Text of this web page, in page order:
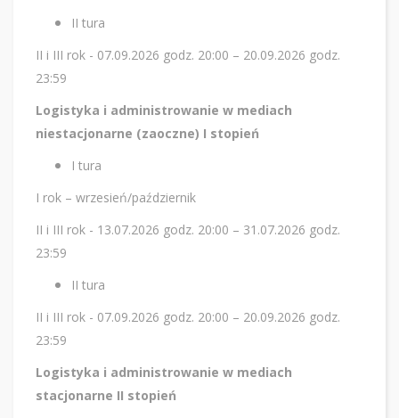
II tura
II i III rok - 07.09.2026 godz. 20:00 – 20.09.2026 godz.
23:59
Logistyka i administrowanie w mediach
niestacjonarne (zaoczne) I stopień
I tura
I rok – wrzesień/październik
II i III rok - 13.07.2026 godz. 20:00 – 31.07.2026 godz.
23:59
II tura
II i III rok - 07.09.2026 godz. 20:00 – 20.09.2026 godz.
23:59
Logistyka i administrowanie w mediach
stacjonarne II stopień